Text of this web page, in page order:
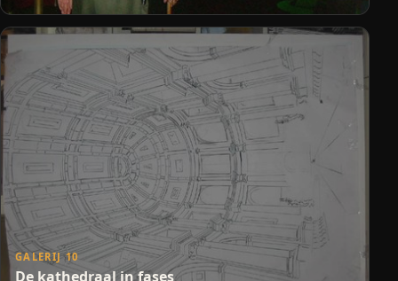
GALERIJ 10
De kathedraal in fases